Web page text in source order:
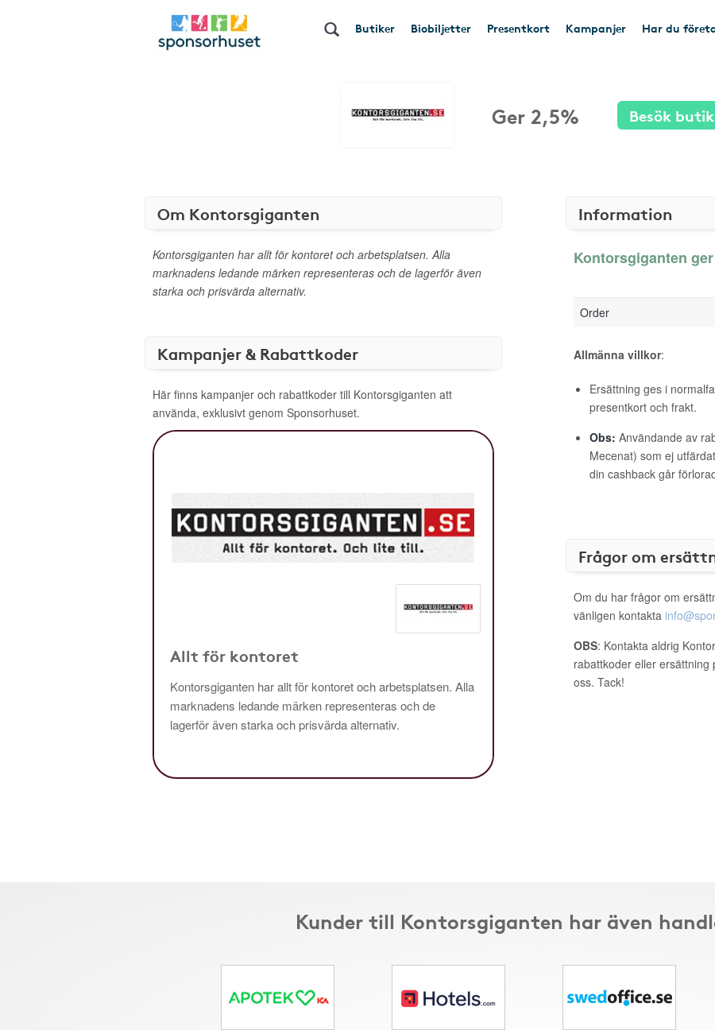
Butiker Biobiljetter Presentkort Kampanjer Har du
Ger 2,5% Besök butik
Om Kontorsgiganten
Kontorsgiganten har allt för kontoret och arbetsplatsen. Alla
marknadens ledande märken representeras och de lagerför även
starka och prisvärda alternativ.
Kampanjer & Rabattkoder
Här finns kampanjer och rabattkoder till Kontorsgiganten att
använda, exklusivt genom Sponsorhuset.
Allt för kontoret
Kontorsgiganten har allt för kontoret och arbetsplatsen. Alla
marknadens ledande märken representeras och de
lagerför även starka och prisvärda alternativ.
Information
Kontorsgiganten
Order
Allmänna villkor:
Ersättning ges i
presentkort och frakt.
Obs: Användande av
Mecenat) som ej
din cashback går
Frågor om
Om du har frågor om
vänligen kontakta
OBS: Kontakta aldrig
rabattkoder eller
oss. Tack!
Kunder till Kontorsgiganten har även